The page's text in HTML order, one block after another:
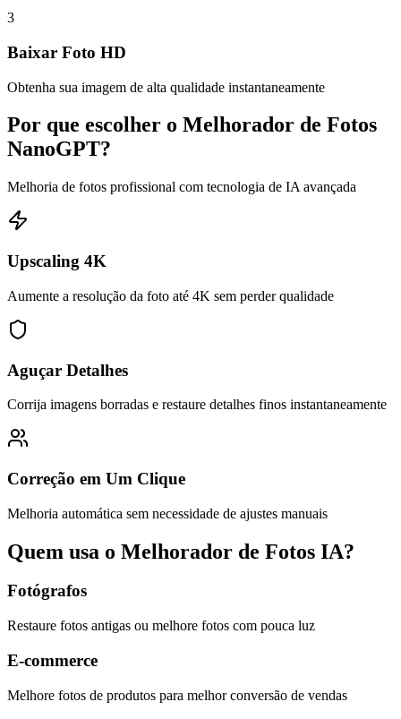
3
Baixar Foto HD
Obtenha sua imagem de alta qualidade instantaneamente
Por que escolher o Melhorador de Fotos
NanoGPT?
Melhoria de fotos profissional com tecnologia de IA avançada
Upscaling 4K
Aumente a resolução da foto até 4K sem perder qualidade
Aguçar Detalhes
Corrija imagens borradas e restaure detalhes finos instantaneamente
Correção em Um Clique
Melhoria automática sem necessidade de ajustes manuais
Quem usa o Melhorador de Fotos IA?
Fotógrafos
Restaure fotos antigas ou melhore fotos com pouca luz
E-commerce
Melhore fotos de produtos para melhor conversão de vendas